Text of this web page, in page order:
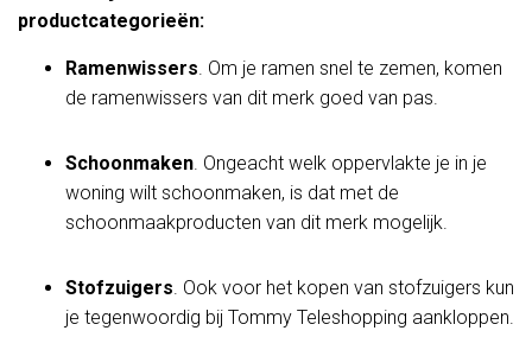
productcategorieën:
Ramenwissers. Om je ramen snel te zemen, komen
de ramenwissers van dit merk goed van pas.
Schoonmaken. Ongeacht welk oppervlakte je in je
woning wilt schoonmaken, is dat met de
schoonmaakproducten van dit merk mogelijk.
Stofzuigers. Ook voor het kopen van stofzuigers kun
je tegenwoordig bij Tommy Teleshopping aankloppen.